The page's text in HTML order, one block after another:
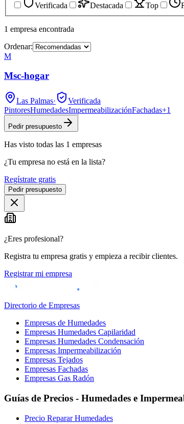
Verificada
Destacada Top
1 empresa encontrada
Ordenar:
M
Msc-hogar
Las Palmas·
Verificada
PintoresHumedadesImpermeabilizaciónFachadas+1
Pedir presupuesto
Has visto todas las 1 empresas
¿Tu empresa no está en la lista?
Regístrate gratis
Pedir presupuesto
¿Eres profesional?
Registra tu empresa gratis y empieza a recibir clientes.
Registrar mi empresa
Directorio de Empresas
Empresas de Humedades
Empresas Humedades Capilaridad
Empresas Humedades Condensación
Empresas Impermeabilización
Empresas Tejados
Empresas Fachadas
Empresas Gas Radón
Guías de Precios - Humedades e
Precio Reparar Humedades